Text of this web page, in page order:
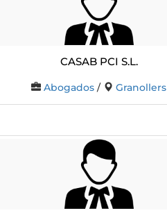
CASAB PCI S.L.
Abogados / Granollers